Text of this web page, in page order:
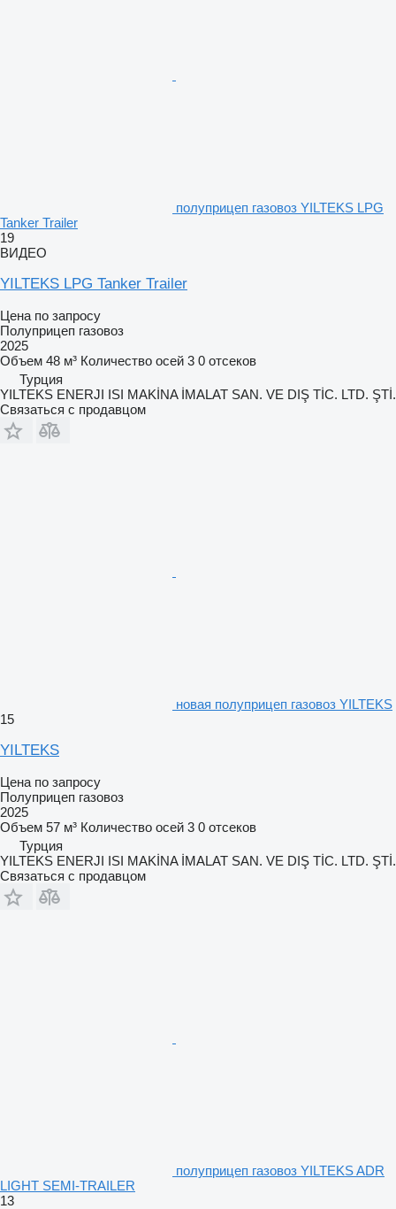
полуприцеп газовоз YILTEKS LPG
Tanker Trailer
19
ВИДЕО
YILTEKS LPG Tanker Trailer
Цена по запросу
Полуприцеп газовоз
2025
Объем 48 м³ Количество осей 3 0 отсеков
Турция
YILTEKS ENERJI ISI MAKİNA İMALAT SAN. VE DIŞ TİC. LTD. ŞTİ.
Связаться с продавцом
новая полуприцеп газовоз YILTEKS
15
YILTEKS
Цена по запросу
Полуприцеп газовоз
2025
Объем 57 м³ Количество осей 3 0 отсеков
Турция
YILTEKS ENERJI ISI MAKİNA İMALAT SAN. VE DIŞ TİC. LTD. ŞTİ.
Связаться с продавцом
полуприцеп газовоз YILTEKS ADR
LIGHT SEMI-TRAILER
13